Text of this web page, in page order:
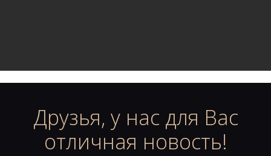
Друзья, у нас для Вас
отличная новость!